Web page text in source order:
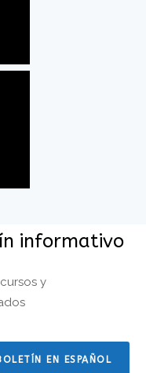
informativo
y
EN ESPAÑOL